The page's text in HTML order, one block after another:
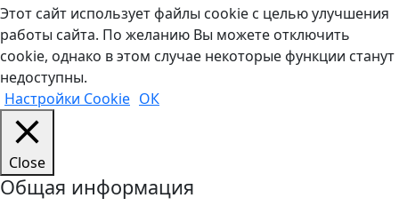
Этот сайт использует файлы cookie с целью улучшения
работы сайта. По желанию Вы можете отключить
cookie, однако в этом случае некоторые функции станут
недоступны.
Настройки Cookie ОК
Close
Общая информация